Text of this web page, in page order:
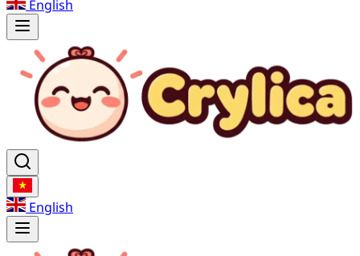
English
English